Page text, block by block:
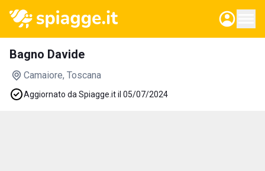
Bagno Davide
Camaiore, Toscana
Aggiornato da Spiagge.it il 05/07/2024